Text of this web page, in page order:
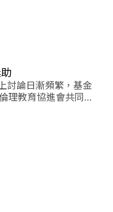
討論日漸頻繁，基金
理教育協進會共同